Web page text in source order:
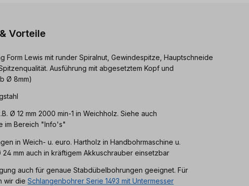
Vorteile
Form Lewis mit runder Spiralnut, Gewindespitze, Hauptschneide
Ausführung mit abgesetztem Kopf und
Ø 8mm)
Ø 12 mm 2000 min-1 in Weichholz. Siehe auch
im Bereich "Info's"
in Weich- u. euro. Hartholz in Handbohrmaschine u.
mm auch in kräftigem Akkuschrauber einsetzbar
auch für genaue Stabdübelbohrungen geeignet. Für
wir die Schlangenbohrer Serie 1493 mit Untermesser